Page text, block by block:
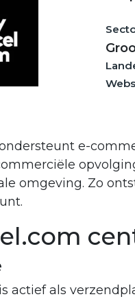
e-
omgeving. Zo
actief als